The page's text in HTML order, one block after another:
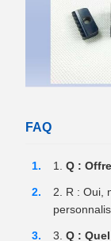
FAQ
Q :
R : Oui,
Q :